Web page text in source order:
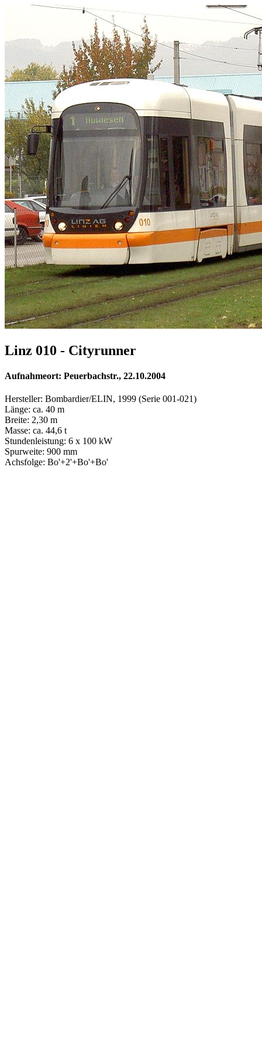
Linz 010 - Cityrunner
Aufnahmeort: Peuerbachstr., 22.10.2004
Hersteller: Bombardier/ELIN, 1999 (Serie 001-021)
Länge: ca. 40 m
Breite: 2,30 m
Masse: ca. 44,6 t
Stundenleistung: 6 x 100 kW
Spurweite: 900 mm
Achsfolge: Bo'+2'+Bo'+Bo'